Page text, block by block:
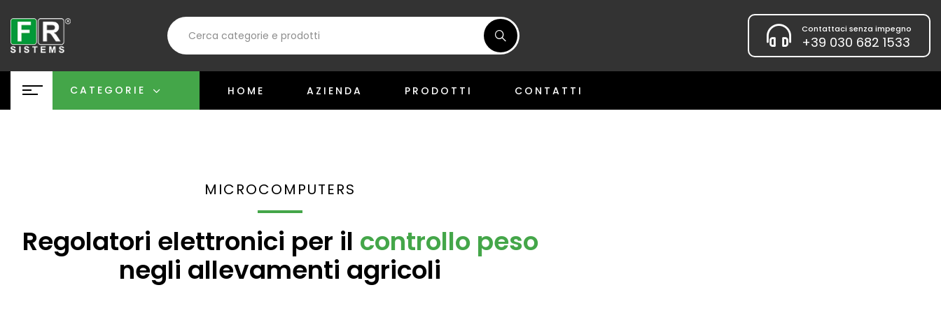
Contattaci senza impegno
+39 030 682 1533
CATEGORIE HOME AZIENDA PRODOTTI CONTATTI
MICROCOMPUTERS
Regolatori elettronici per il controllo peso
negli allevamenti agricoli